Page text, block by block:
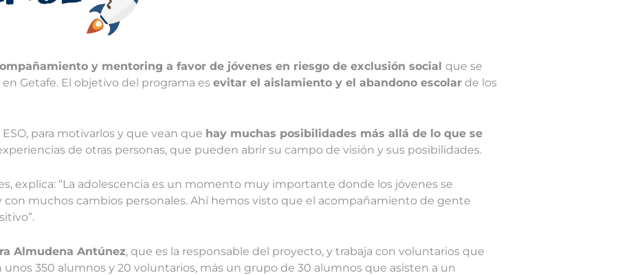
y mentoring a favor de jóvenes en riesgo de exclusión social que se
Getafe. El objetivo del programa es evitar el aislamiento y el abandono escolar de los
para motivarlos y que vean que hay muchas posibilidades más allá de lo que se
de otras personas, que pueden abrir su campo de visión y sus posibilidades.
explica: “La adolescencia es un momento muy importante donde los jóvenes se
muchos cambios personales. Ahí hemos visto que el acompañamiento de gente
Almudena Antúnez, que es la responsable del proyecto, y trabaja con voluntarios que
350 alumnos y 20 voluntarios, más un grupo de 30 alumnos que asisten a un